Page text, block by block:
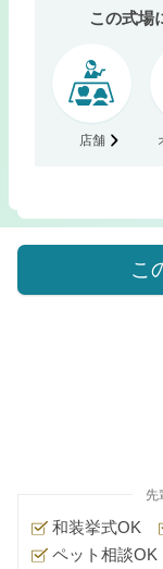
この式場
店舗
こ
先
和装挙式OK
ペット相談OK